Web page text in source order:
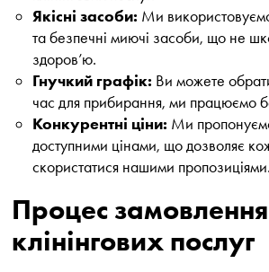
Якісні засоби: Ми
та безпечні миючі засоби, що не
здоров’ю.
Гнучкий графік: Ви можете
час для прибирання, ми працюємо
Конкурентні ціни: Ми
доступними цінами, що дозволяє
скористатися нашими пропозиціями.
Процес замовлення
клінінгових послуг